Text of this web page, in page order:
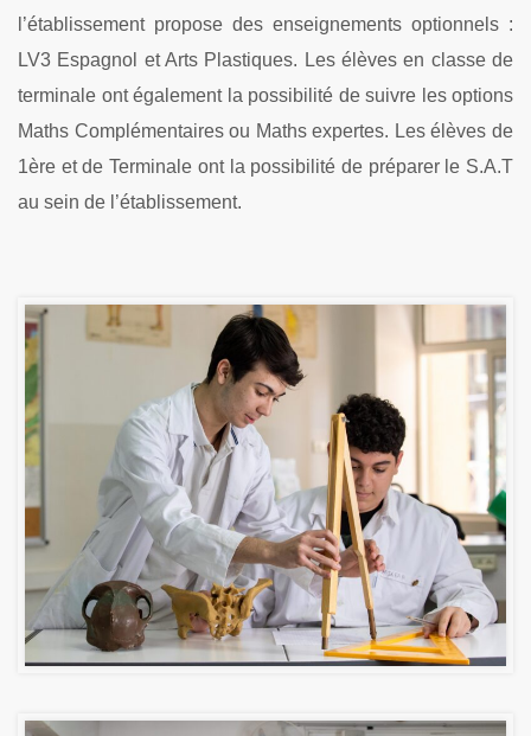
l’établissement propose des enseignements optionnels :
LV3 Espagnol et Arts Plastiques. Les élèves en classe de
terminale ont également la possibilité de suivre les options
Maths Complémentaires ou Maths expertes. Les élèves de
1ère et de Terminale ont la possibilité de préparer le S.A.T
au sein de l’établissement.